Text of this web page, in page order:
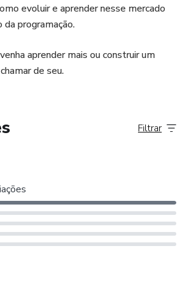
evoluir e aprender nesse mercado
da programação.
aprender mais ou construir um
de seu.
Filtrar